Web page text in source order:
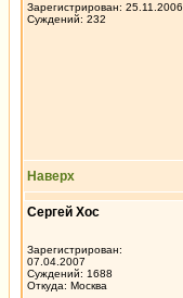
Зарегистрирован: 25.11.2006
Суждений: 232
Наверх
Сергей Хос
Зарегистрирован:
07.04.2007
Суждений: 1688
Откуда: Москва